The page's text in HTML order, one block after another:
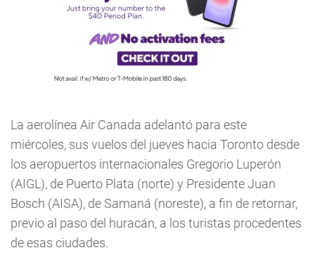
La aerolínea Air Canada adelantó para este
miércoles, sus vuelos del jueves hacia Toronto desde
los aeropuertos internacionales Gregorio Luperón
(AIGL), de Puerto Plata (norte) y Presidente Juan
Bosch (AISA), de Samaná (noreste), a fin de retornar,
previo al paso del huracán, a los turistas procedentes
de esas ciudades.